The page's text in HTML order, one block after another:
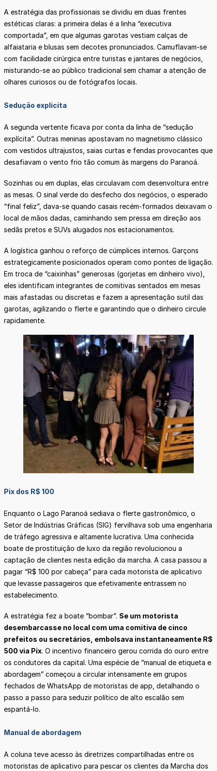
A estratégia das profissionais se dividiu em duas frentes
estéticas claras: a primeira delas é a linha “executiva
comportada”, em que algumas garotas vestiam calças de
alfaiataria e blusas sem decotes pronunciados. Camuflavam-se
com facilidade cirúrgica entre turistas e jantares de negócios,
misturando-se ao público tradicional sem chamar a atenção de
olhares curiosos ou de fotógrafos locais.
Sedução explícita
A segunda vertente ficava por conta da linha de “sedução
explícita”. Outras meninas apostavam no magnetismo clássico
com vestidos ultrajustos, saias curtas e fendas provocantes que
desafiavam o vento frio tão comum às margens do Paranoá.
Sozinhas ou em duplas, elas circulavam com desenvoltura entre
as mesas. O sinal verde do desfecho dos negócios, o esperado
“final feliz”, dava-se quando casais recém-formados deixavam o
local de mãos dadas, caminhando sem pressa em direção aos
sedãs pretos e SUVs alugados nos estacionamentos.
A logística ganhou o reforço de cúmplices internos. Garçons
estrategicamente posicionados operam como pontes de ligação.
Em troca de “caixinhas” generosas (gorjetas em dinheiro vivo),
eles identificam integrantes de comitivas sentados em mesas
mais afastadas ou discretas e fazem a apresentação sutil das
garotas, agilizando o flerte e garantindo que o dinheiro circule
rapidamente.
Pix dos R$ 100
Enquanto o Lago Paranoá sediava o flerte gastronômico, o
Setor de Indústrias Gráficas (SIG) fervilhava sob uma engenharia
de tráfego agressiva e altamente lucrativa. Uma conhecida
boate de prostituição de luxo da região revolucionou a
captação de clientes nesta edição da marcha. A casa passou a
pagar “R$ 100 por cabeça” para cada motorista de aplicativo
que levasse passageiros que efetivamente entrassem no
estabelecimento.
A estratégia fez a boate “bombar”. Se um motorista
desembarcasse no local com uma comitiva de cinco
prefeitos ou secretários, embolsava instantaneamente R$
500 via Pix. O incentivo financeiro gerou corrida do ouro entre
os condutores da capital. Uma espécie de “manual de etiqueta e
abordagem” começou a circular intensamente em grupos
fechados de WhatsApp de motoristas de app, detalhando o
passo a passo para seduzir político de alto escalão sem
espantá-lo.
Manual de abordagem
A coluna teve acesso às diretrizes compartilhadas entre os
motoristas de aplicativo para pescar os clientes da Marcha dos